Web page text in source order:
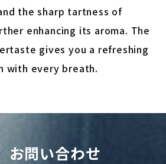
the sharp tartness of
enhancing its aroma. The
gives you a refreshing
with every breath.
お問い合わせ